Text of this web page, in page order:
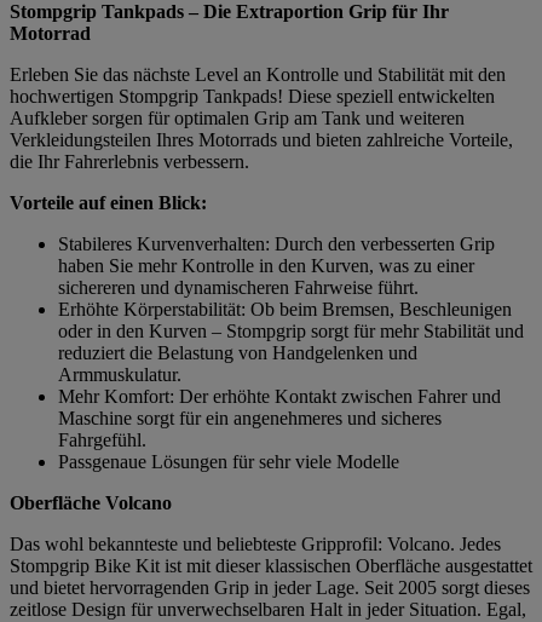
Stompgrip Tankpads – Die Extraportion Grip für Ihr
Motorrad
Erleben Sie das nächste Level an Kontrolle und Stabilität mit den
hochwertigen Stompgrip Tankpads! Diese speziell entwickelten
Aufkleber sorgen für optimalen Grip am Tank und weiteren
Verkleidungsteilen Ihres Motorrads und bieten zahlreiche Vorteile,
die Ihr Fahrerlebnis verbessern.
Vorteile auf einen Blick:
Stabileres Kurvenverhalten: Durch den verbesserten Grip
haben Sie mehr Kontrolle in den Kurven, was zu einer
sichereren und dynamischeren Fahrweise führt.
Erhöhte Körperstabilität: Ob beim Bremsen, Beschleunigen
oder in den Kurven – Stompgrip sorgt für mehr Stabilität und
reduziert die Belastung von Handgelenken und
Armmuskulatur.
Mehr Komfort: Der erhöhte Kontakt zwischen Fahrer und
Maschine sorgt für ein angenehmeres und sicheres
Fahrgefühl.
Passgenaue Lösungen für sehr viele Modelle
Oberfläche Volcano
Das wohl bekannteste und beliebteste Gripprofil: Volcano. Jedes
Stompgrip Bike Kit ist mit dieser klassischen Oberfläche ausgestattet
und bietet hervorragenden Grip in jeder Lage. Seit 2005 sorgt dieses
zeitlose Design für unverwechselbaren Halt in jeder Situation. Egal,